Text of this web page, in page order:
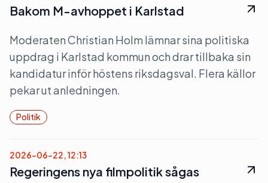
Bakom M-avhoppet i Karlstad
Moderaten Christian Holm lämnar sina politiska
uppdrag i Karlstad kommun och drar tillbaka sin
kandidatur inför höstens riksdagsval. Flera källor
pekar ut anledningen.
Politik
2026-06-22, 12:13
Regeringens nya filmpolitik sågas